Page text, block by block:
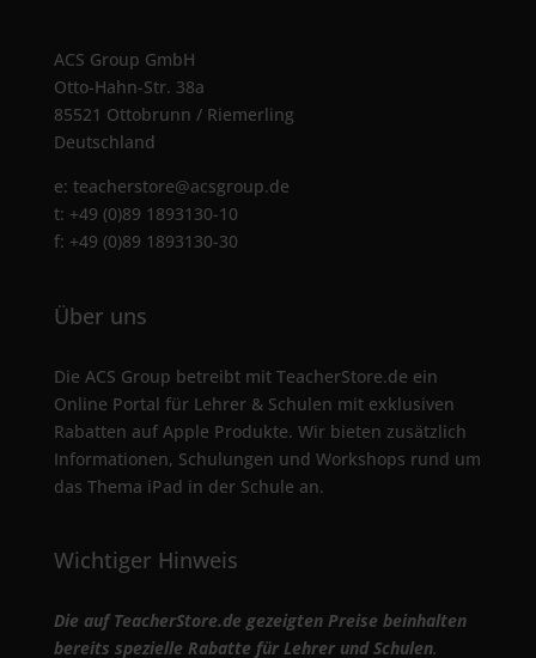
ACS Group GmbH
Otto-Hahn-Str. 38a
85521 Ottobrunn / Riemerling
Deutschland
e: teacherstore@acsgroup.de
t: +49 (0)89 1893130-10
f: +49 (0)89 1893130-30
Über uns
Die ACS Group betreibt mit TeacherStore.de ein
Online Portal für Lehrer & Schulen mit exklusiven
Rabatten auf Apple Produkte. Wir bieten zusätzlich
Informationen, Schulungen und Workshops rund um
das Thema iPad in der Schule an.
Wichtiger Hinweis
Die auf TeacherStore.de gezeigten Preise beinhalten
bereits spezielle Rabatte für Lehrer und Schulen.